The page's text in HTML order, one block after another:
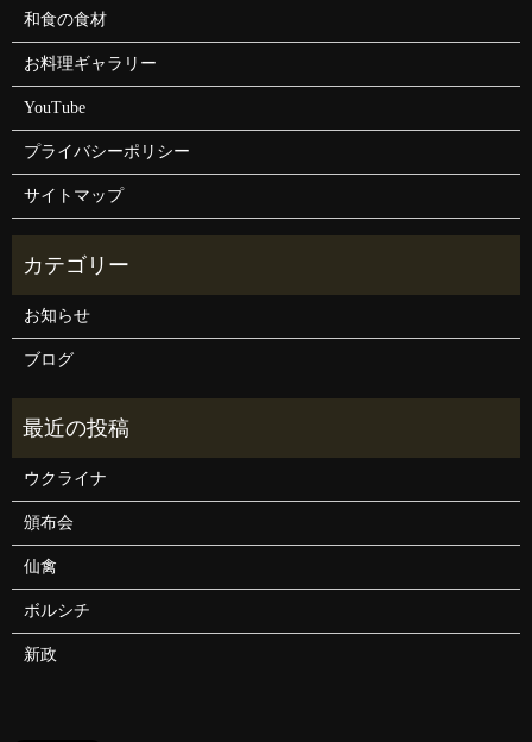
和食の食材
お料理ギャラリー
YouTube
プライバシーポリシー
サイトマップ
お知らせ
ブログ
ウクライナ
頒布会
仙禽
ボルシチ
新政